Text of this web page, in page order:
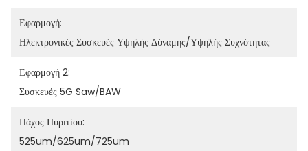
Εφαρμογή:
Ηλεκτρονικές Συσκευές Υψηλής Δύναμης/υψηλής Συχνότητας
Εφαρμογή 2:
Συσκευές 5G Saw/BAW
Πάχος Πυριτίου:
525um/625um/725um